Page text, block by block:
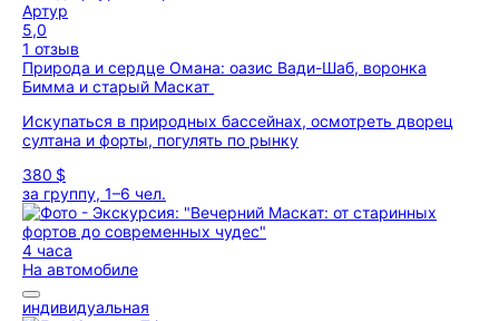
Артур
5,0
1 отзыв
Природа и сердце Омана: оазис Вади-Шаб, воронка
Бимма и старый Маскат
Искупаться в природных бассейнах, осмотреть дворец
султана и форты, погулять по рынку
380 $
за группу, 1–6 чел.
4 часа
На автомобиле
индивидуальная